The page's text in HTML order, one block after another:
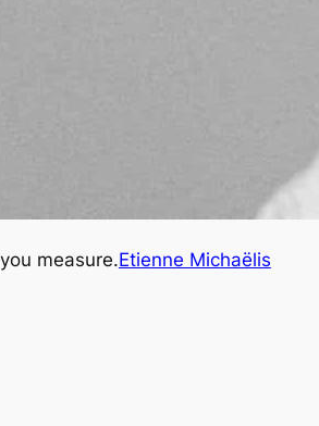
measure.Etienne Michaëlis